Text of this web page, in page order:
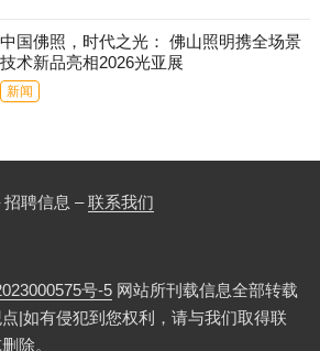
中国佛照，时代之光： 佛山照明携全场景
技术新品亮相2026光亚展
新闻
招聘信息 –联系我们
号-5网站所刊载信息全部转载
|如有侵犯到您权利，请与我们取得联
除。